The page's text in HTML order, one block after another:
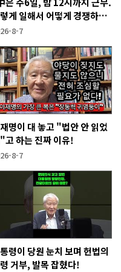
게 일해서 어떻게 경쟁하냐
하더라"
8-7
명이 대 놓고 "법안 안 읽었
고 하는 진짜 이유!
8-7
령이 당원 눈치 보며 헌법의
거부, 발목 잡혔다!